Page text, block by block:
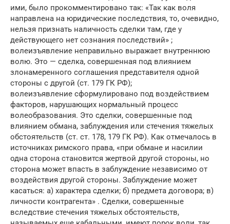
ими, было прокомментировано так: «Так как воля
направлена на юридические последствия, то, очевидно,
нельзя признать наличность сделки там, где у
действующего нет сознания последствий» ;
волеизъявление неправильно выражает внутреннюю
волю. Это — сделка, совершенная под влиянием
злонамеренного соглашения представителя одной
стороны с другой (ст. 179 ГК РФ);
волеизъявление сформулировано под воздействием
факторов, нарушающих нормальный процесс
волеобразования. Это сделки, совершенные под
влиянием обмана, заблуждения или стечения тяжелых
обстоятельств (ст. ст. 178, 179 ГК РФ). Как отмечалось в
источниках римского права, «при обмане и насилии
одна сторона становится жертвой другой стороны, но
сторона может впасть в заблуждение независимо от
воздействия другой стороны. Заблуждение может
касаться: а) характера сделки; б) предмета договора; в)
личности контрагента» . Сделки, совершенные
вследствие стечения тяжелых обстоятельств,